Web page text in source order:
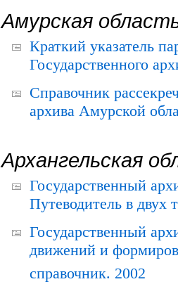
Амурская
Краткий указатель
Государственного
Справочник
архива Амурской
Архангельская
Государственный
Путеводитель в двух
Государственный
движений и
справочник. 2002